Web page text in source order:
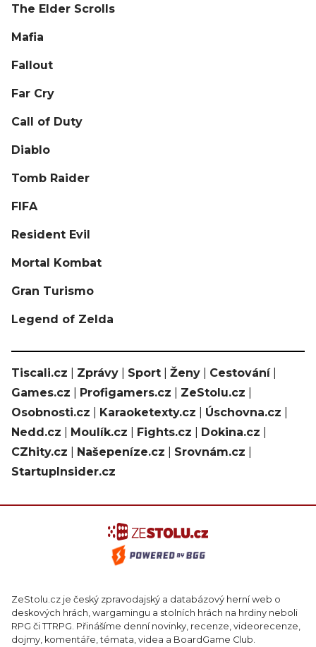
The Elder Scrolls
Mafia
Fallout
Far Cry
Call of Duty
Diablo
Tomb Raider
FIFA
Resident Evil
Mortal Kombat
Gran Turismo
Legend of Zelda
Tiscali.cz Zprávy Sport Ženy Cestování|
Games.cz
Profigamers.cz ZeStolu.cz
Osobnosti.cz
Karaoketexty.cz Úschovna.cz
Nedd.cz
Moulík.cz Fights.cz Dokina.cz
CZhity.cz
Našepeníze.cz Srovnám.cz
StartupInsider.cz
ZeStolu.cz je český zpravodajský a databázový herní web o
deskových hrách, wargamingu a stolních hrách na hrdiny neboli
RPG či TTRPG. Přinášíme denní novinky, recenze, videorecenze,
dojmy, komentáře, témata, videa a BoardGame Club.